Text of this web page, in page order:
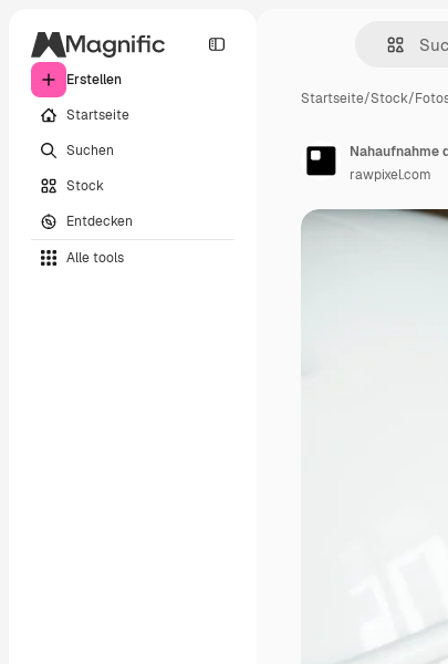
Erstellen
Startseite
Suchen
Stock
Entdecken
Alle tools
Startseite/Stock/
Nahaufnahme
rawpixel.com